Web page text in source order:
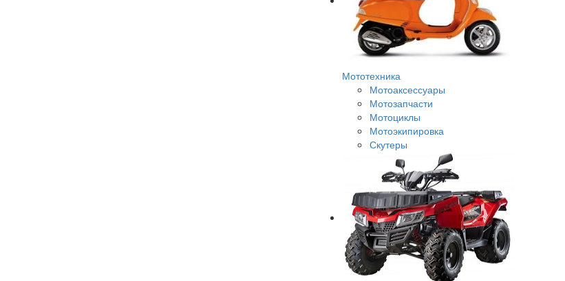
Мототехника
Мотоаксессуары
Мотозапчасти
Мотоциклы
Мотоэкипировка
Скутеры